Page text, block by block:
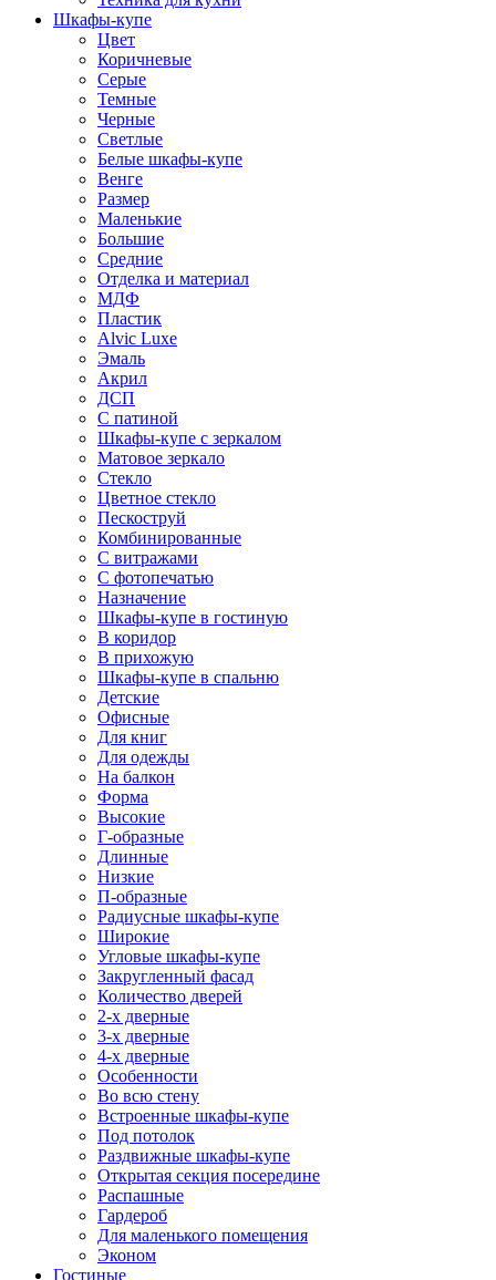
Шкафы-купе
Цвет
Коричневые
Серые
Темные
Черные
Светлые
Белые шкафы-купе
Венге
Размер
Маленькие
Большие
Средние
Отделка и материал
МДФ
Пластик
Alvic Luxe
Эмаль
Акрил
ДСП
С патиной
Шкафы-купе с зеркалом
Матовое зеркало
Стекло
Цветное стекло
Пескоструй
Комбинированные
С витражами
С фотопечатью
Назначение
Шкафы-купе в гостиную
В коридор
В прихожую
Шкафы-купе в спальню
Детские
Офисные
Для книг
Для одежды
На балкон
Форма
Высокие
Г-образные
Длинные
Низкие
П-образные
Радиусные шкафы-купе
Широкие
Угловые шкафы-купе
Закругленный фасад
Количество дверей
2-х дверные
3-х дверные
4-х дверные
Особенности
Во всю стену
Встроенные шкафы-купе
Под потолок
Раздвижные шкафы-купе
Открытая секция посередине
Распашные
Гардероб
Для маленького помещения
Эконом
Гостиные